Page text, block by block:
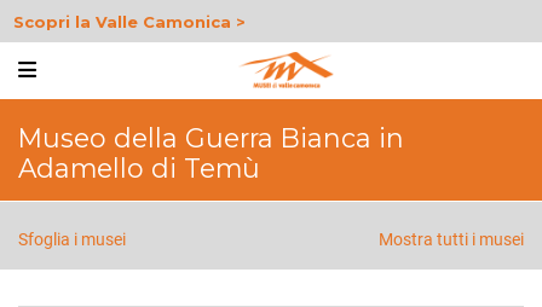
Scopri la Valle Camonica >
Museo della Guerra Bianca in
Adamello di Temù
Sfoglia i musei Mostra tutti i musei